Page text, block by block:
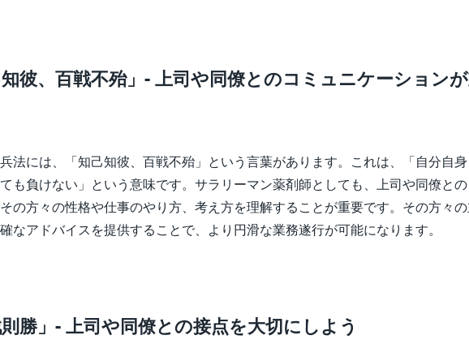
知彼、百戦不殆」- 上司や同僚とのコミュニケーション
法には、「知己知彼、百戦不殆」という言葉があります。これは、「自分自
も負けない」という意味です。サラリーマン薬剤師としても、上司や同僚と
の方々の性格や仕事のやり方、考え方を理解することが重要です。その方々
なアドバイスを提供することで、より円滑な業務遂行が可能になります。
則勝」- 上司や同僚との接点を大切にしよう